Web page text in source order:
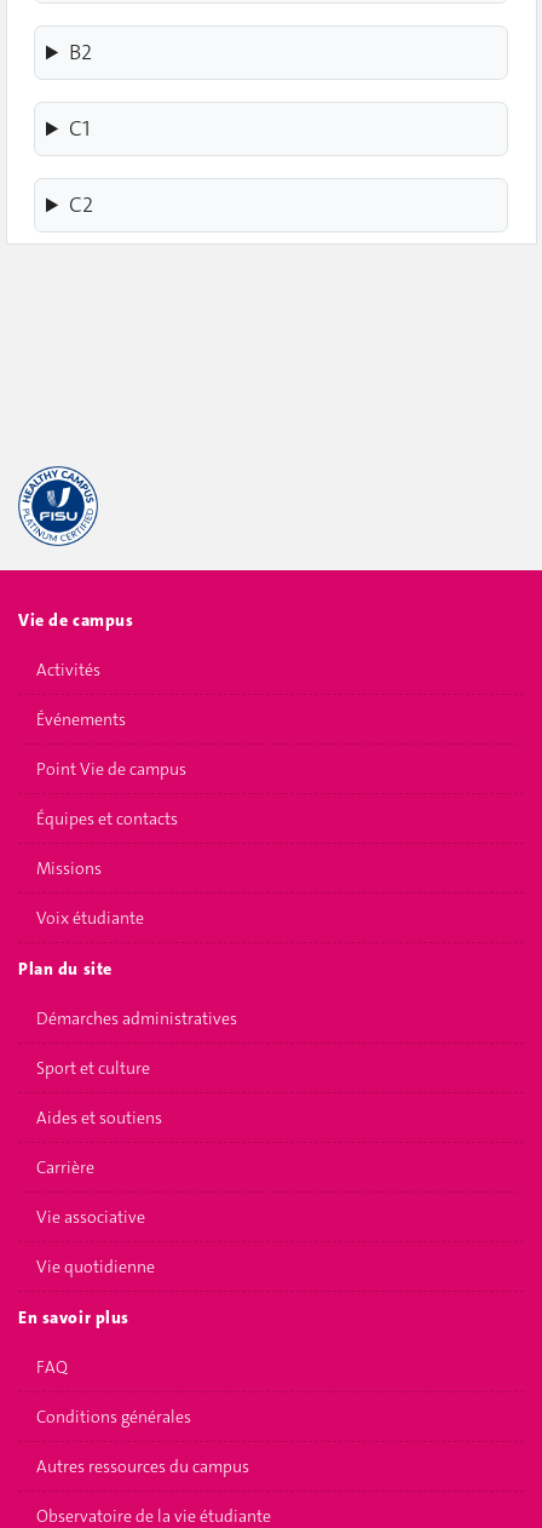
B2
C1
C2
Vie de campus
Activités
Événements
Point Vie de campus
Équipes et contacts
Missions
Voix étudiante
Plan du site
Démarches administratives
Sport et culture
Aides et soutiens
Carrière
Vie associative
Vie quotidienne
En savoir plus
FAQ
Conditions générales
Autres ressources du campus
Observatoire de la vie étudiante